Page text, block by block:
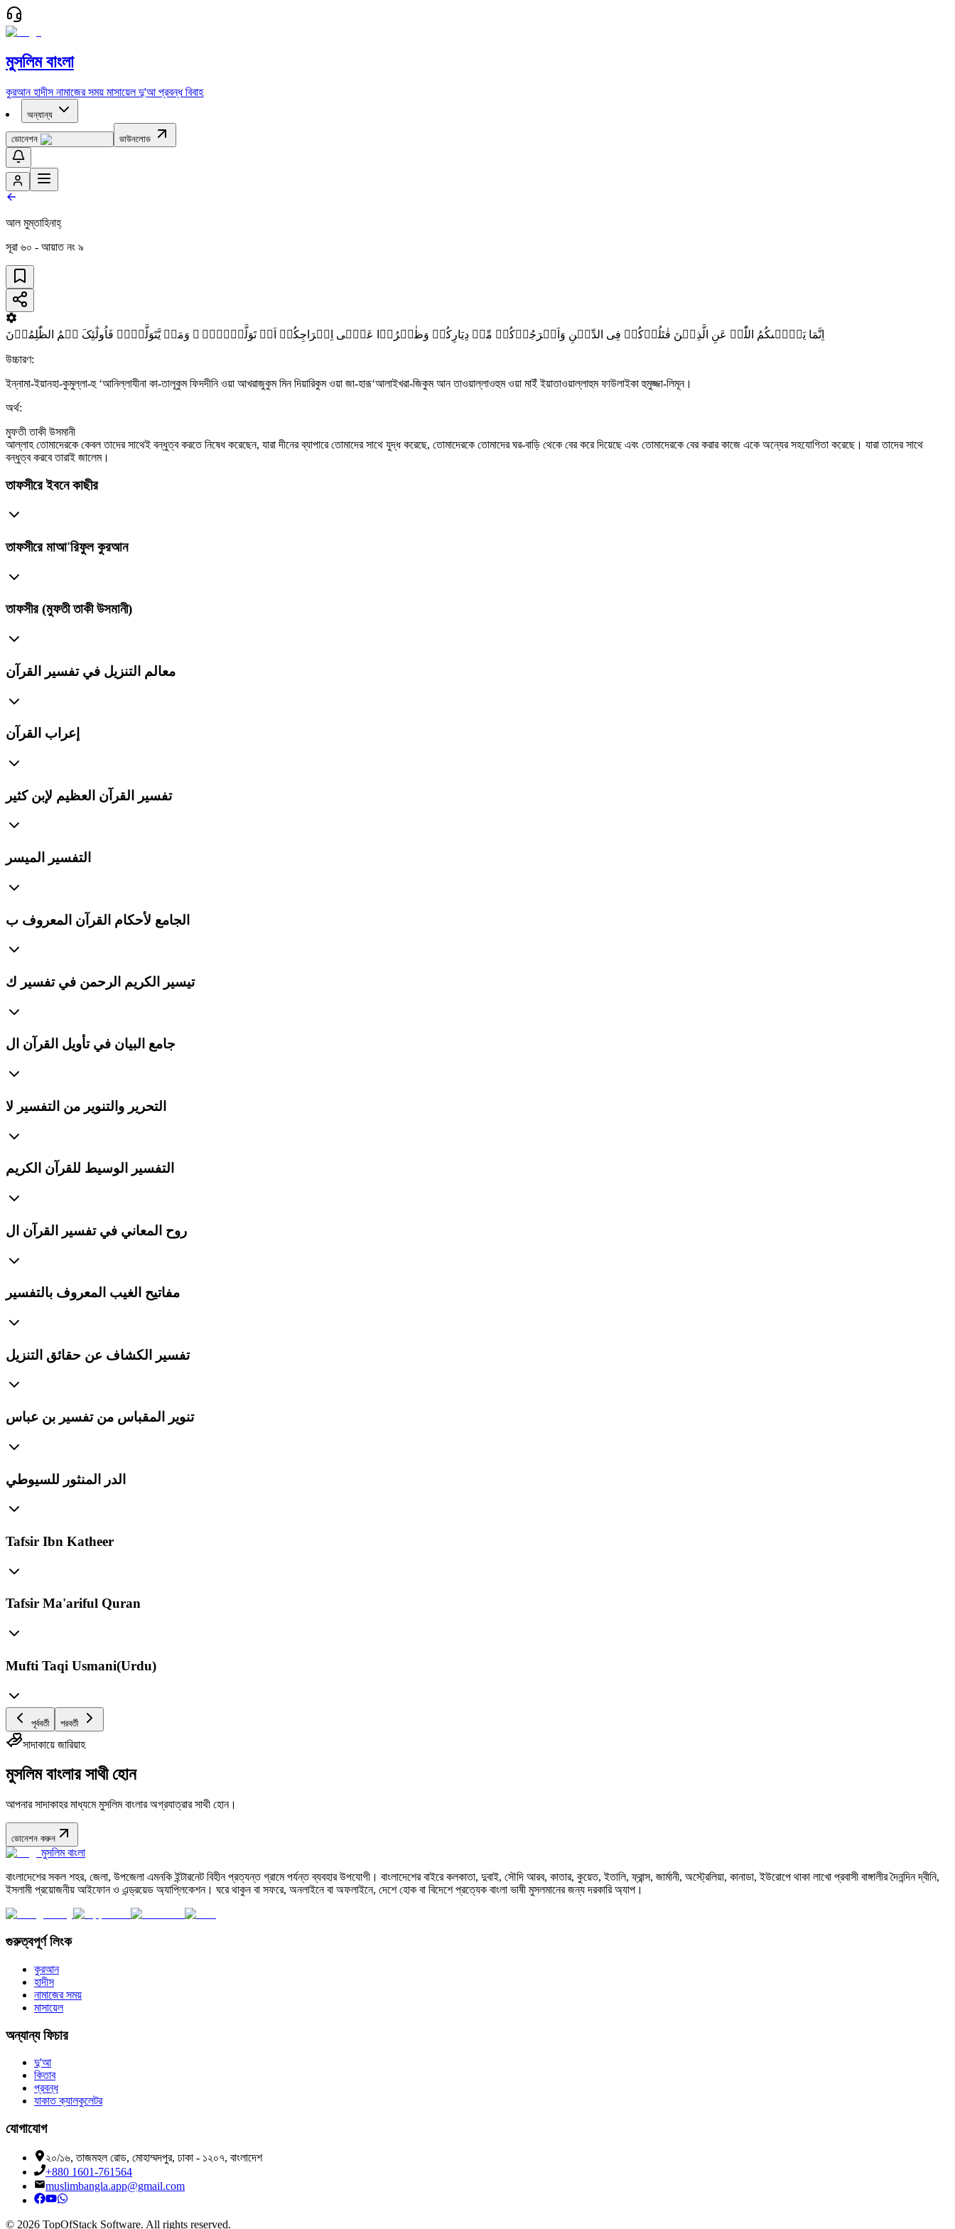
মুসলিম বাংলা
কুরআন হাদীস নামাজের সময় মাসায়েল দু'আ প্রবন্ধ বিবাহ
অন্যান্য
ডোনেশন ডাউনলোড
আল মুম্‌তাহিনাহ্‌
সূরা ৬০ - আয়াত নং ৯
اِنَّمَا یَنۡہٰىکُمُ اللّٰہُ عَنِ الَّذِیۡنَ قٰتَلُوۡکُمۡ فِی الدِّیۡنِ وَاَخۡرَجُوۡکُمۡ مِّنۡ دِیَارِکُمۡ وَظٰہَرُوۡا عَلٰۤی اِخۡرَاجِکُمۡ اَنۡ تَوَلَّوۡہُمۡ ۚ وَمَنۡ یَّتَوَلَّہُمۡ فَاُولٰٓئِکَ ہُمُ الظّٰلِمُوۡنَ
উচ্চারণ:
ইন্নামা-ইয়ানহা-কুমুল্লা-হু ‘আনিল্লাযীনা কা-তালূকুম ফিদদীনি ওয়া আখরাজুকুম মিন দিয়ারিকুম ওয়া জা-হারূ‘আলাইখরা-জিকুম আন তাওয়াল্লাওহুম ওয়া মাইঁ ইয়াতাওয়াল্লাহুম ফাউলাইকা হুমুজ্জা-লিমূন।
অর্থ:
মুফতী তাকী উসমানী
আল্লাহ তোমাদেরকে কেবল তাদের সাথেই বন্ধুত্ব করতে নিষেধ করেছেন, যারা দীনের ব্যাপারে তোমাদের সাথে যুদ্ধ করেছে, তোমাদেরকে তোমাদের ঘর-বাড়ি থেকে বের করে দিয়েছে এবং তোমাদেরকে বের করার কাজে একে অন্যের সহযোগিতা করেছে। যারা তাদের সাথে
বন্ধুত্ব করবে তারাই জালেম।
তাফসীরে ইবনে কাছীর
তাফসীরে মাআ'রিফুল কুরআন
তাফসীর (মুফতী তাকী উসমানী)
معالم التنزيل في تفسير القرآن
إعراب القرآن
تفسير القرآن العظيم لإبن كثير
التفسير الميسر
الجامع لأحكام القرآن المعروف ب
تيسير الكريم الرحمن في تفسير ك
جامع البيان في تأويل القرآن ال
التحرير والتنوير من التفسير لا
التفسير الوسيط للقرآن الكريم
روح المعاني في تفسير القرآن ال
مفاتيح الغيب المعروف بالتفسير
تفسير الكشاف عن حقائق التنزيل
تنوير المقباس من تفسير بن عباس
الدر المنثور للسيوطي
Tafsir Ibn Katheer
Tafsir Ma'ariful Quran
Mufti Taqi Usmani(Urdu)
পূর্ববর্তী পরবর্তী
সাদাকায়ে জারিয়াহ
মুসলিম বাংলার সাথী হোন
আপনার সাদাকাহর মাধ্যমে মুসলিম বাংলার অগ্রযাত্রার সাথী হোন।
ডোনেশন করুন
মুসলিম বাংলা
বাংলাদেশের সকল শহর, জেলা, উপজেলা এমনকি ইন্টারনেট বিহীন প্রত্যন্ত গ্রামে পর্যন্ত ব্যবহার উপযোগী। বাংলাদেশের বাইরে কলকাতা, দুবাই, সৌদি আরব, কাতার, কুয়েত, ইতালি, ফ্রান্স, জার্মানী, অস্ট্রেলিয়া, কানাডা, ইউরোপে থাকা লাখো প্রবাসী বাঙ্গালীর দৈনন্দিন দ্বীনি,
ইসলামী প্রয়োজনীয় আইফোন ও এন্ড্রয়েড অ্যাপ্লিকেশন। ঘরে থাকুন বা সফরে, অনলাইনে বা অফলাইনে, দেশে হোক বা বিদেশে প্রত্যেক বাংলা ভাষী মুসলমানের জন্য দরকারি অ্যাপ।
গুরুত্বপূর্ণ লিংক
কুরআন
হাদীস
নামাজের সময়
মাসায়েল
অন্যান্য ফিচার
দু'আ
কিতাব
প্রবন্ধ
যাকাত ক্যালকুলেটর
যোগাযোগ
২০/১৬, তাজমহল রোড, মোহাম্মদপুর, ঢাকা - ১২০৭, বাংলাদেশ
+880 1601-761564
muslimbangla.app@gmail.com
© 2026 TopOfStack Software. All rights reserved.